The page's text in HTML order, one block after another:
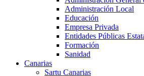
Administración Local
Educación
Empresa Privada
Entidades Públicas
Formación
Sanidad
Canarias
Sartu Canarias